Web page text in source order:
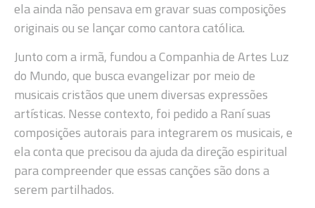
ela ainda não pensava em gravar suas composições
originais ou se lançar como cantora católica.
Junto com a irmã, fundou a Companhia de Artes Luz
do Mundo, que busca evangelizar por meio de
musicais cristãos que unem diversas expressões
artísticas. Nesse contexto, foi pedido a Raní suas
composições autorais para integrarem os musicais, e
ela conta que precisou da ajuda da direção espiritual
para compreender que essas canções são dons a
serem partilhados.